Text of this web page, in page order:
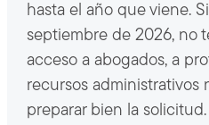
hasta el año que viene.
septiembre de 2026, no
acceso a abogados, a
recursos administrativos
preparar bien la solicitud.